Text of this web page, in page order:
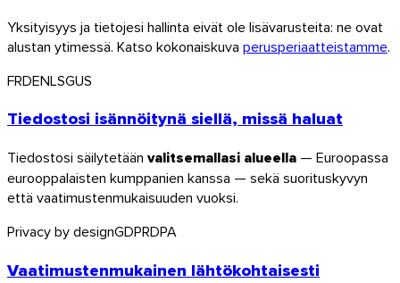
Firefox
Yksityisyys ja tietojesi hallinta eivät ole lisävarusteita: ne ovat
alustan ytimessä. Katso kokonaiskuva perusperiaatteistamme.
FRDENLSGUS
Tiedostosi isännöitynä siellä, missä haluat
Tiedostosi säilytetään valitsemallasi alueella — Euroopassa
eurooppalaisten kumppanien kanssa — sekä suorituskyvyn
että vaatimustenmukaisuuden vuoksi.
Privacy by designGDPRDPA
Vaatimustenmukainen lähtökohtaisesti